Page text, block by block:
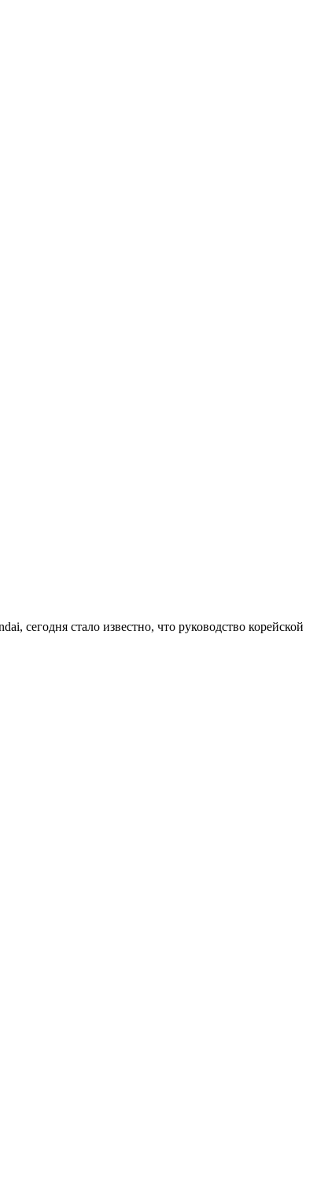
сегодня стало известно, что руководство корейской